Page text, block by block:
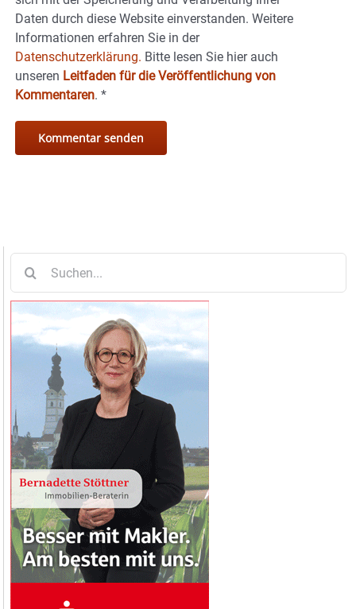
Daten durch diese Website einverstanden. Weitere
Informationen erfahren Sie in der
Datenschutzerklärung. Bitte lesen Sie hier auch
unseren Leitfaden für die Veröffentlichung von
Kommentaren. *
nach: